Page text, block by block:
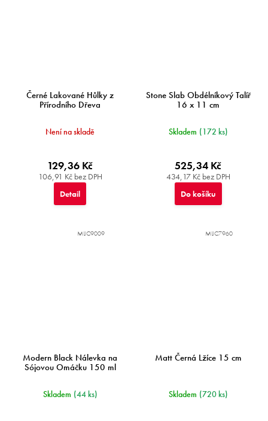
Černé Lakované Hůlky z
Přírodního Dřeva
Není na skladě
106,91 Kč bez DPH
129,36 Kč
Detail
Stone Slab Obdélníkový Talíř
16 x 11 cm
Skladem (172 ks)
434,17 Kč bez DPH
525,34 Kč
Do košíku
Modern Black Nálevka na
Sójovou Omáčku 150 ml
Skladem (44 ks)
MIJC9009
Matt Černá Lžíce 15 cm
Skladem (720 ks)
MIJC7960